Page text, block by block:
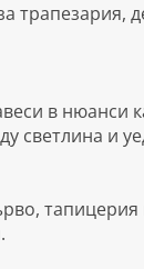
в нюанси
светлина и